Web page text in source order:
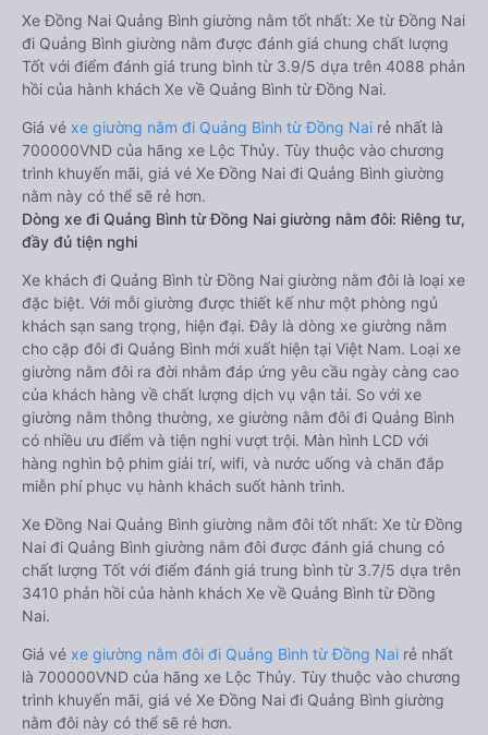
Xe Đồng Nai Quảng Bình giường nằm tốt nhất: Xe từ Đồng Nai
đi Quảng Bình giường nằm được đánh giá chung chất lượng
Tốt với điểm đánh giá trung bình từ 3.9/5 dựa trên 4088 phản
hồi của hành khách Xe về Quảng Bình từ Đồng Nai.
Giá vé xe giường nằm đi Quảng Bình từ Đồng Nai rẻ nhất là
700000VND của hãng xe Lộc Thủy. Tùy thuộc vào chương
trình khuyến mãi, giá vé Xe Đồng Nai đi Quảng Bình giường
nằm này có thể sẽ rẻ hơn.
Dòng xe đi Quảng Bình từ Đồng Nai giường nằm đôi: Riêng tư,
đầy đủ tiện nghi
Xe khách đi Quảng Bình từ Đồng Nai giường nằm đôi là loại xe
đặc biệt. Với mỗi giường được thiết kế như một phòng ngủ
khách sạn sang trọng, hiện đại. Đây là dòng xe giường nằm
cho cặp đôi đi Quảng Bình mới xuất hiện tại Việt Nam. Loại xe
giường nằm đôi ra đời nhằm đáp ứng yêu cầu ngày càng cao
của khách hàng về chất lượng dịch vụ vận tải. So với xe
giường nằm thông thường, xe giường nằm đôi đi Quảng Bình
có nhiều ưu điểm và tiện nghi vượt trội. Màn hình LCD với
hàng nghìn bộ phim giải trí, wifi, và nước uống và chăn đắp
miễn phí phục vụ hành khách suốt hành trình.
Xe Đồng Nai Quảng Bình giường nằm đôi tốt nhất: Xe từ Đồng
Nai đi Quảng Bình giường nằm đôi được đánh giá chung có
chất lượng Tốt với điểm đánh giá trung bình từ 3.7/5 dựa trên
3410 phản hồi của hành khách Xe về Quảng Bình từ Đồng
Nai.
Giá vé xe giường nằm đôi đi Quảng Bình từ Đồng Nai rẻ nhất
là 700000VND của hãng xe Lộc Thủy. Tùy thuộc vào chương
trình khuyến mãi, giá vé Xe Đồng Nai đi Quảng Bình giường
nằm đôi này có thể sẽ rẻ hơn.